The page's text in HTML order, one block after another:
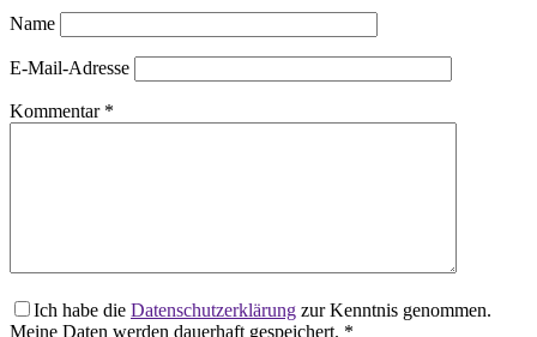
Name
E-Mail-Adresse
Kommentar *
Ich habe die Datenschutzerklärung zur Kenntnis genommen.
Meine Daten werden dauerhaft gespeichert. *